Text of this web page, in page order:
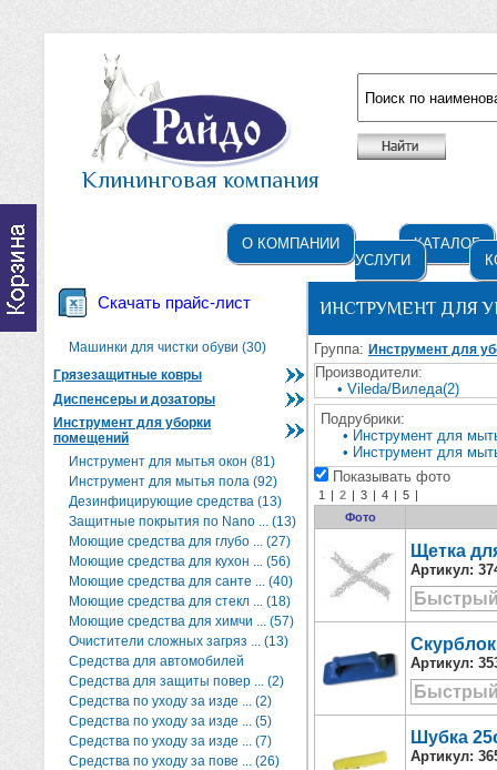
Клининговая компания
О КОМПАНИИ
КАТАЛОГ
УСЛУГИ
Скачать прайс-лист
Машинки для чистки обуви (30)
Грязезащитные ковры
Диспенсеры и дозаторы
Инструмент для уборки
помещений
Инструмент для мытья окон (81)
Инструмент для мытья пола (92)
Дезинфицирующие средства (13)
Защитные покрытия по Nano ... (13)
Моющие средства для глубо ... (27)
Моющие средства для кухон ... (56)
Моющие средства для санте ... (40)
Моющие средства для стекл ... (18)
Моющие средства для химчи ... (57)
Очистители сложных загряз ... (13)
Средства для автомобилей
Средства для защиты повер ... (2)
Средства по уходу за изде ... (2)
Средства по уходу за изде ... (5)
Средства по уходу за изде ... (7)
Средства по уходу за пове ... (26)
ИНСТРУМЕНТ ДЛЯ
Группа: Инструмент для
Производители:
• Vileda/Виледа(2)
Подрубрики:
• Инструмент для
• Инструмент для
Показывать фото
1 | 2 | 3 | 4 | 5 |
Фото
Щетка
Артикул:
Артикул:
Шубка
Артикул: